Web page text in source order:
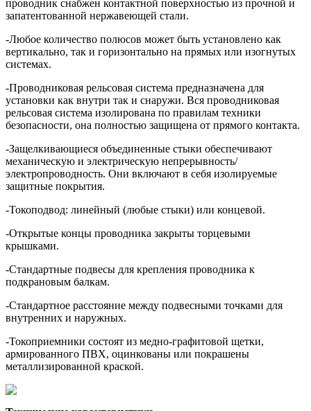
проводник снабжен контактной поверхностью из прочной и
запатентованной нержавеющей стали.
-Любое количество полюсов может быть установлено как
вертикально, так и горизонтально на прямых или изогнутых
системах.
-Проводниковая рельсовая система предназначена для
установки как внутри так и снаружи. Вся проводниковая
рельсовая система изолирована по правилам техники
безопасности, она полностью защищена от прямого контакта.
-Защелкивающиеся объединенные стыки обеспечивают
механическую и электрическую непрерывность/
электропроводность. Они включают в себя изолируемые
защитные покрытия.
-Токоподвод: линейный (любые стыки) или концевой.
-Открытые концы проводника закрыты торцевыми
крышками.
-Стандартные подвесы для крепления проводника к
подкрановым балкам.
-Стандартное расстояние между подвесными точками для
внутренних и наружных.
-Токоприемники состоят из медно-графитовой щетки,
армированного ПВХ, оцинкованы или покрашены
металлизированной краской.